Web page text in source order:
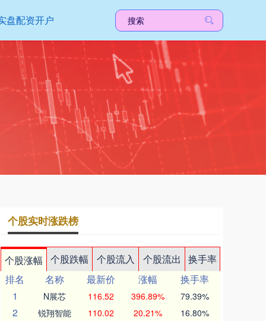
盘配资开户
个股实时涨跌榜
个股涨幅 个股跌幅 个股流入 个股流出
换手率
排名
名称 最新价 涨幅
换手率
1
N展芯 116.52 396.89% 79.39%
2 锐翔智能 110.02 20.21% 16.80%